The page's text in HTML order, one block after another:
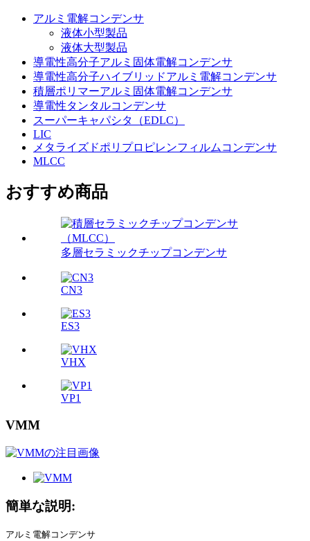
アルミ電解コンデンサ
液体小型製品
液体大型製品
導電性高分子アルミ固体電解コンデンサ
導電性高分子ハイブリッドアルミ電解コンデンサ
積層ポリマーアルミ固体電解コンデンサ
導電性タンタルコンデンサ
スーパーキャパシタ（EDLC）
LIC
メタライズドポリプロピレンフィルムコンデンサ
MLCC
おすすめ商品
多層セラミックチップコンデンサ
CN3
ES3
VHX
VP1
VMM
簡単な説明:
アルミ電解コンデンサ